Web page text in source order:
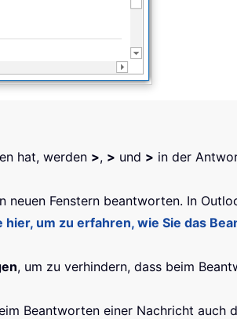
hat, werden >, > und > in der
Fenstern beantworten. In
hier, um zu erfahren, wie Sie das
, um zu verhindern, dass beim
Beantworten einer Nachricht auch